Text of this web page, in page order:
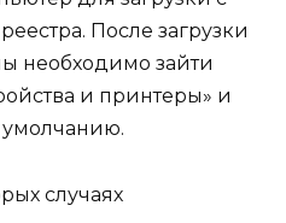
После загрузки
необходимо зайти
и принтеры» и
умолчанию.
случаях